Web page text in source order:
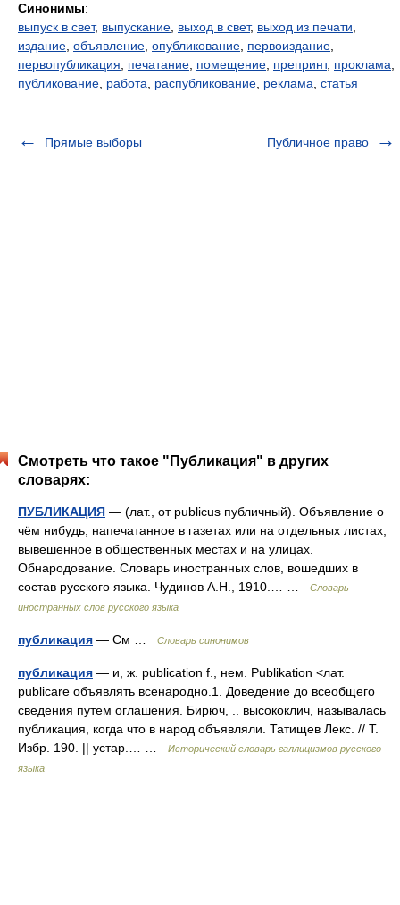
Синонимы:
выпуск в свет, выпускание выход в свет, выход из печати
издание объявление опубликование первоиздание
первопубликация
печатание помещение препринт, проклама
публикование работа распубликование реклама статья
Прямые выборы Публичное право
Смотреть что такое "Публикация" в других
словарях:
ПУБЛИКАЦИЯ — (лат., от publicus публичный). Объявление о
чём нибудь, напечатанное в газетах или на отдельных листах,
вывешенное в общественных местах и на улицах.
Обнародование. Словарь иностранных слов, вошедших в
состав русского языка. Чудинов А.Н., 1910.… …
Словарь
иностранных слов русского языка
публикация — См … Словарь синонимов
публикация — и, ж. publication f., нем. Publikation <лат.
publicare объявлять всенародно.1. Доведение до всеобщего
сведения путем оглашения. Бирюч, .. высококлич, называлась
публикация, когда что в народ объявляли. Татищев Лекс. // Т.
Избр. 190. || устар.… …
Исторический словарь галлицизмов русского
языка